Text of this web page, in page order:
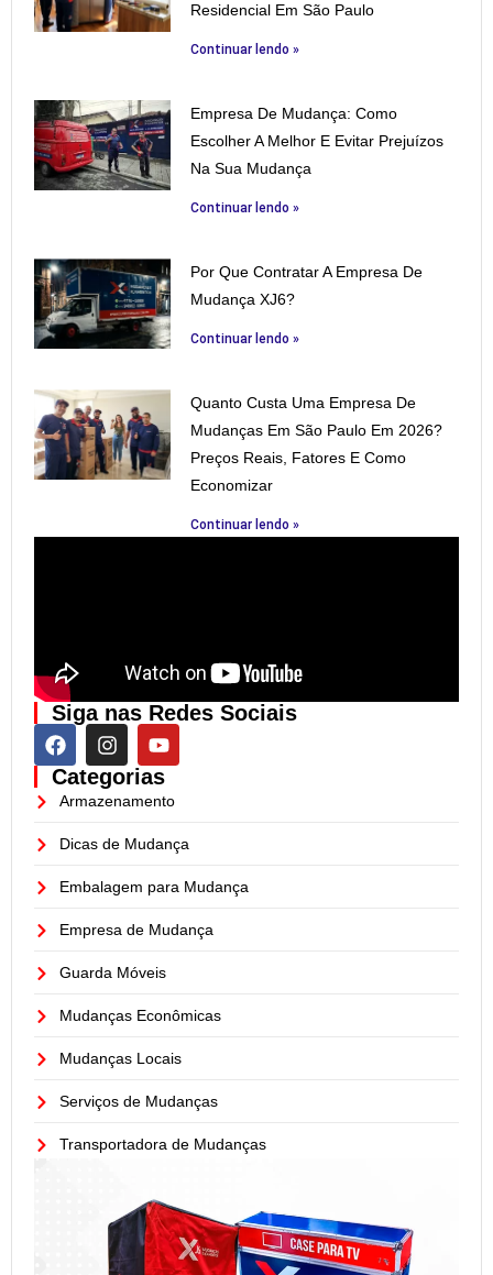
Residencial Em São Paulo
Continuar lendo »
Empresa De Mudança: Como
Escolher A Melhor E Evitar Prejuízos
Na Sua Mudança
Continuar lendo »
Por Que Contratar A Empresa De
Mudança XJ6?
Continuar lendo »
Quanto Custa Uma Empresa De
Mudanças Em São Paulo Em 2026?
Preços Reais, Fatores E Como
Economizar
Continuar lendo »
Siga nas Redes Sociais
Categorias
Armazenamento
Dicas de Mudança
Embalagem para Mudança
Empresa de Mudança
Guarda Móveis
Mudanças Econômicas
Mudanças Locais
Serviços de Mudanças
Transportadora de Mudanças